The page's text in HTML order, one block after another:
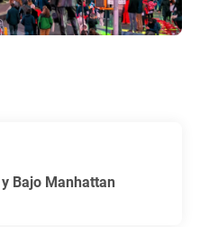
Bajo Manhattan